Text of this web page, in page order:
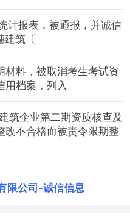
计报表，被通报，并诚信
建筑〔
材料，被取消考生考试资
用档案，列入
筑企业第二期资质核查及
改不合格而被责令限期整
限公司 -诚信信息